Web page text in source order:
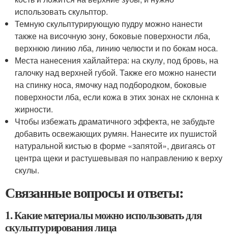
использовать скульптор.
Темную скульптурирующую пудру можно нанести
также на височную зону, боковые поверхности лба,
верхнюю линию лба, линию челюсти и по бокам носа.
Места нанесения хайлайтера: на скулу, под бровь, на
галочку над верхней губой. Также его можно нанести
на спинку носа, ямочку над подбородком, боковые
поверхности лба, если кожа в этих зонах не склонна к
жирности.
Чтобы избежать драматичного эффекта, не забудьте
добавить освежающих румян. Нанесите их пушистой
натуральной кистью в форме «запятой», двигаясь от
центра щеки и растушевывая по направлению к верху
скулы.
Связанные вопросы и ответы:
1. Какие материалы можно использовать для
скульптурирования лица